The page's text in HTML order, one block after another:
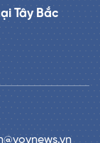
Tây Bắc